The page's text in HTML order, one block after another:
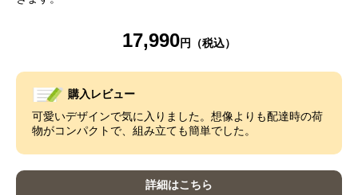
17,990
購入レビュー
可愛いデザインで気に入りました。想像よりも配達時の荷
物がコンパクトで、組み立ても簡単でした。
詳細はこちら